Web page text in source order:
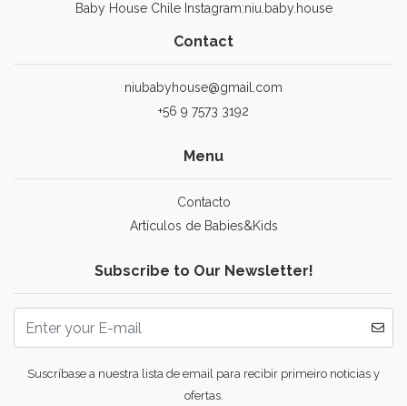
Baby House Chile Instagram:niu.baby.house
Contact
niubabyhouse@gmail.com
+56 9 7573 3192
Menu
Contacto
Artículos de Babies&Kids
Subscribe to Our Newsletter!
Suscríbase a nuestra lista de email para recibir primeiro noticias y
ofertas.